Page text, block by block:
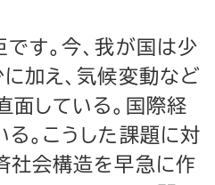
す。今、我が国は少
加え、気候変動など
面している。国際経
。こうした課題に対
社会構造を早急に作